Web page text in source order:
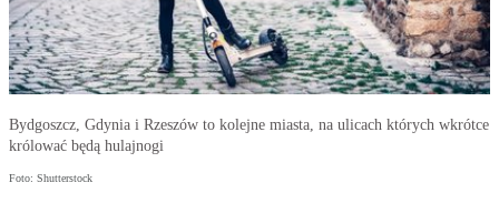
Bydgoszcz, Gdynia i Rzeszów to kolejne miasta, na ulicach których wkrótce
królować będą hulajnogi
Foto: Shutterstock